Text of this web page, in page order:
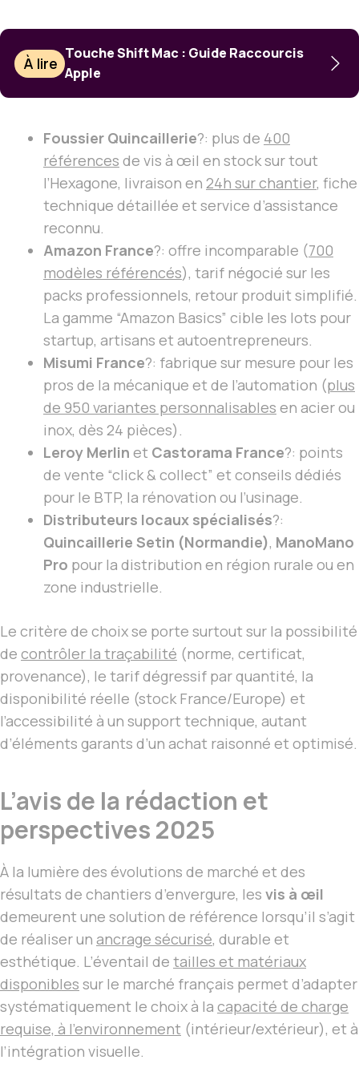
À lire
Touche Shift Mac : Guide Raccourcis
Apple
Foussier Quincaillerie?: plus de 400
références de vis à œil en stock sur tout
l’Hexagone, livraison en 24h sur chantier, fiche
technique détaillée et service d’assistance
reconnu.
Amazon France?: offre incomparable (700
modèles référencés), tarif négocié sur les
packs professionnels, retour produit simplifié.
La gamme “Amazon Basics” cible les lots pour
startup, artisans et autoentrepreneurs.
Misumi France?: fabrique sur mesure pour les
pros de la mécanique et de l’automation (plus
de 950 variantes personnalisables en acier ou
inox, dès 24 pièces).
Leroy Merlin et Castorama France?: points
de vente “click & collect” et conseils dédiés
pour le BTP, la rénovation ou l’usinage.
Distributeurs locaux spécialisés?:
Quincaillerie Setin (Normandie), ManoMano
Pro pour la distribution en région rurale ou en
zone industrielle.
Le critère de choix se porte surtout sur la possibilité
de contrôler la traçabilité (norme, certificat,
provenance), le tarif dégressif par quantité, la
disponibilité réelle (stock France/Europe) et
l’accessibilité à un support technique, autant
d’éléments garants d’un achat raisonné et optimisé.
L’avis de la rédaction et
perspectives 2025
À la lumière des évolutions de marché et des
résultats de chantiers d’envergure, les vis à œil
demeurent une solution de référence lorsqu’il s’agit
de réaliser un ancrage sécurisé, durable et
esthétique. L’éventail de tailles et matériaux
disponibles sur le marché français permet d’adapter
systématiquement le choix à la capacité de charge
requise, à l’environnement (intérieur/extérieur), et à
l’intégration visuelle.